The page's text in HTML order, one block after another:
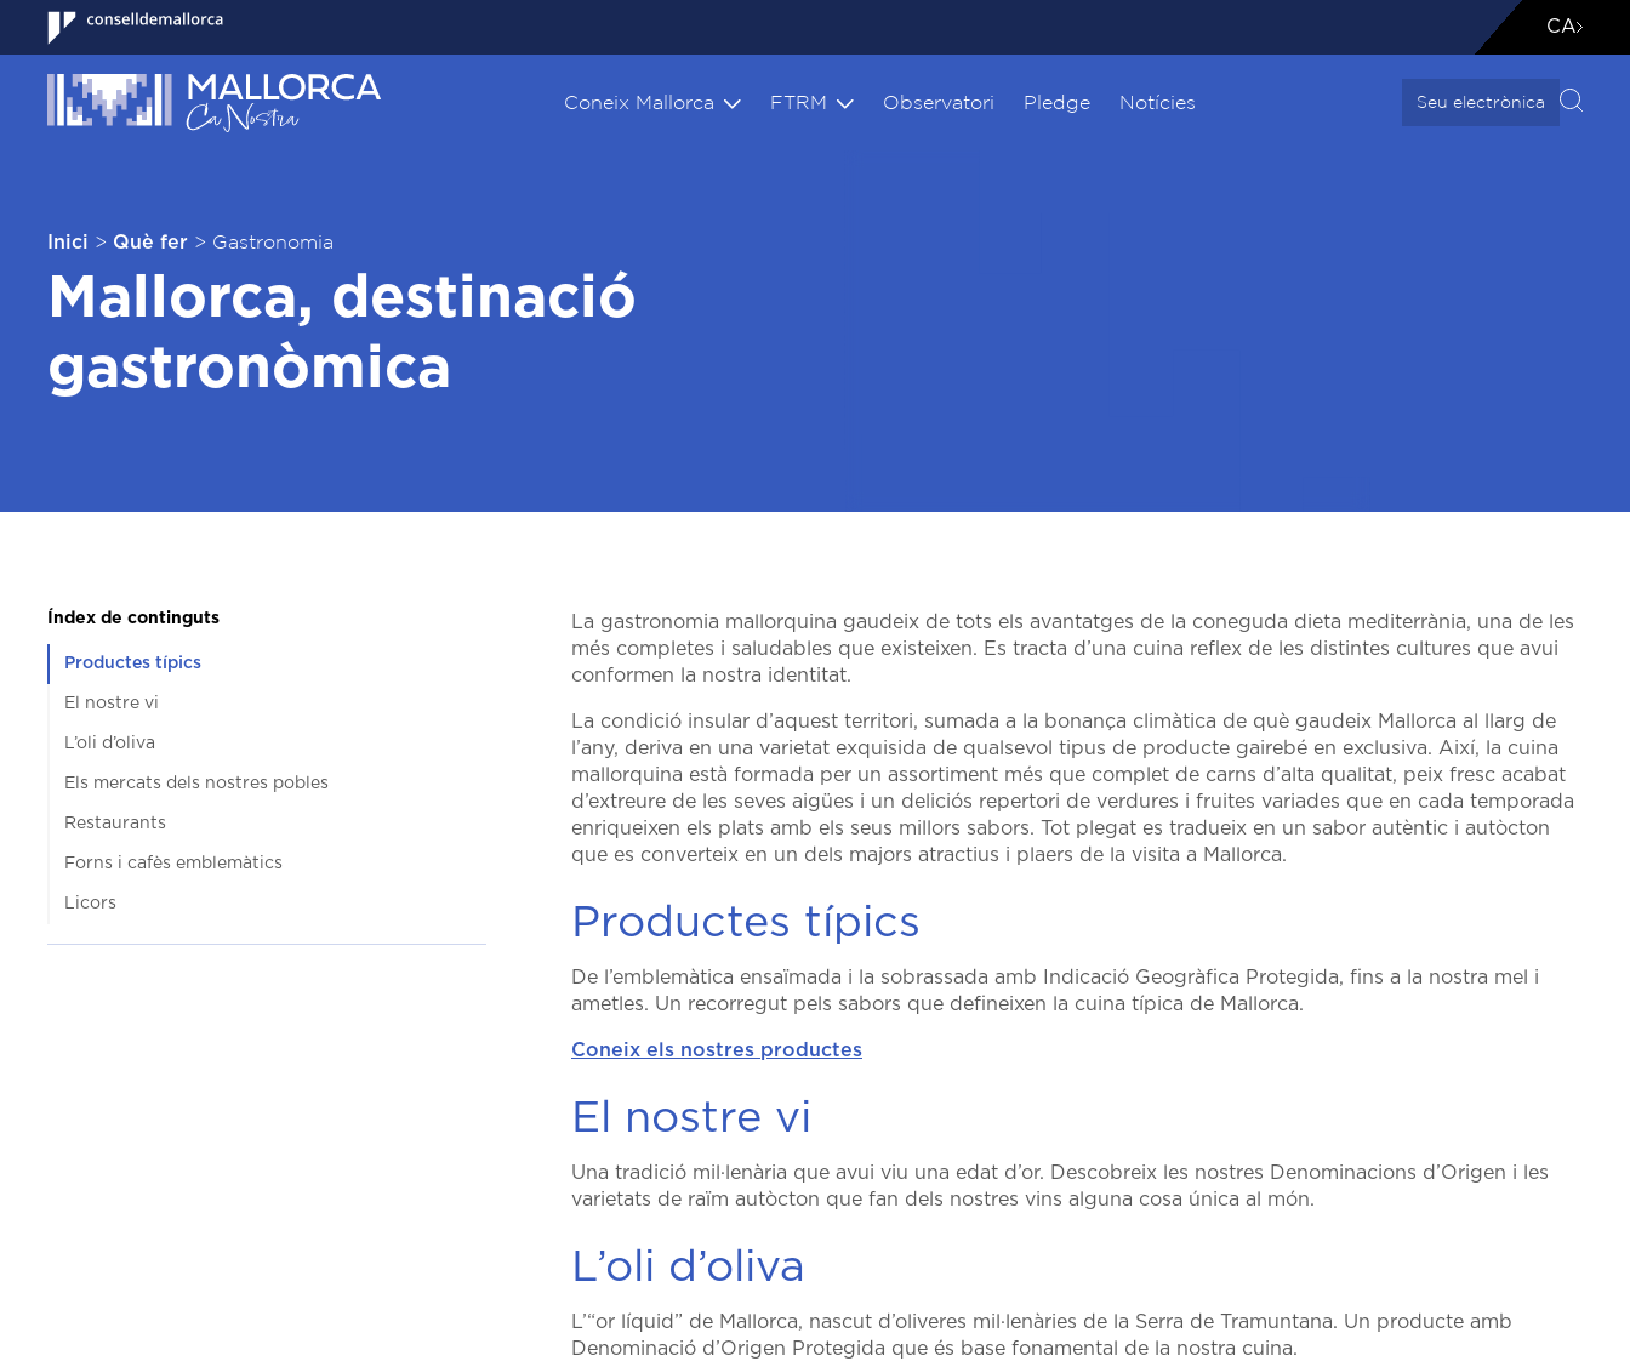
CA
Coneix Mallorca FTRM Observatori Pledge Notícies Seu electrònica
Inici > Què fer > Gastronomia
Mallorca, destinació
gastronòmica
Índex de continguts
Productes típics
El nostre vi
L’oli d’oliva
Els mercats dels nostres pobles
Restaurants
Forns i cafès emblemàtics
Licors
La gastronomia mallorquina gaudeix de tots els avantatges de la coneguda dieta mediterrània, una de les
més completes i saludables que existeixen. Es tracta d’una cuina reflex de les distintes cultures que avui
conformen la nostra identitat.
La condició insular d’aquest territori, sumada a la bonança climàtica de què gaudeix Mallorca al llarg de
l’any, deriva en una varietat exquisida de qualsevol tipus de producte gairebé en exclusiva. Així, la cuina
mallorquina està formada per un assortiment més que complet de carns d’alta qualitat, peix fresc acabat
d’extreure de les seves aigües i un deliciós repertori de verdures i fruites variades que en cada temporada
enriqueixen els plats amb els seus millors sabors. Tot plegat es tradueix en un sabor autèntic i autòcton
que es converteix en un dels majors atractius i plaers de la visita a Mallorca.
Productes típics
De l’emblemàtica ensaïmada i la sobrassada amb Indicació Geogràfica Protegida, fins a la nostra mel i
ametles. Un recorregut pels sabors que defineixen la cuina típica de Mallorca.
Coneix els nostres productes
El nostre vi
Una tradició mil·lenària que avui viu una edat d’or. Descobreix les nostres Denominacions d’Origen i les
varietats de raïm autòcton que fan dels nostres vins alguna cosa única al món.
L’oli d’oliva
L’“or líquid” de Mallorca, nascut d’oliveres mil·lenàries de la Serra de Tramuntana. Un producte amb
Denominació d’Origen Protegida que és base fonamental de la nostra cuina.